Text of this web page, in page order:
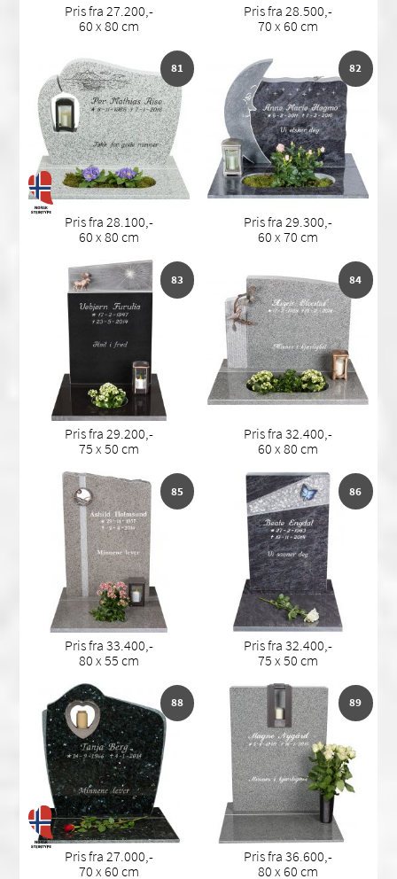
Pris fra 27.200,-
60 x 80 cm
Pris fra 28.500,-
70 x 60 cm
81
Pris fra 28.100,-
60 x 80 cm
82
Pris fra 29.300,-
60 x 70 cm
83
Pris fra 29.200,-
75 x 50 cm
84
Pris fra 32.400,-
60 x 80 cm
85
Pris fra 33.400,-
80 x 55 cm
86
Pris fra 32.400,-
75 x 50 cm
88
Pris fra 27.000,-
70 x 60 cm
89
Pris fra 36.600,-
80 x 60 cm